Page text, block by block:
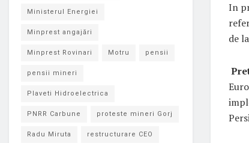
In
de
Ministerul Energiei
Minprest angajări
Minprest Rovinari Motru pensii
pensii mineri
Plaveti Hidroelectrica
PNRR Carbune proteste mineri Gorj
Radu Miruta restructurare CEO